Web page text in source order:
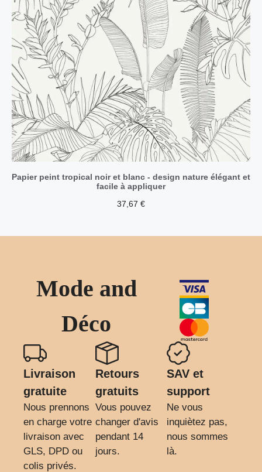
Papier peint tropical noir et blanc - design nature élégant et
facile à appliquer
37,67 €
Mode and
Déco
Livraison
gratuite
Nous prennons
en charge votre
livraison avec
GLS, DPD ou
colis privés.
Retours
gratuits
Vous pouvez
changer d'avis
pendant 14
jours.
SAV et
support
Ne vous
inquiètez pas,
nous sommes
là.